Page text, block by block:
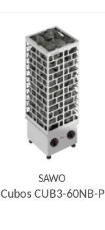
SAWO
Cubos CUB3-60NB-P